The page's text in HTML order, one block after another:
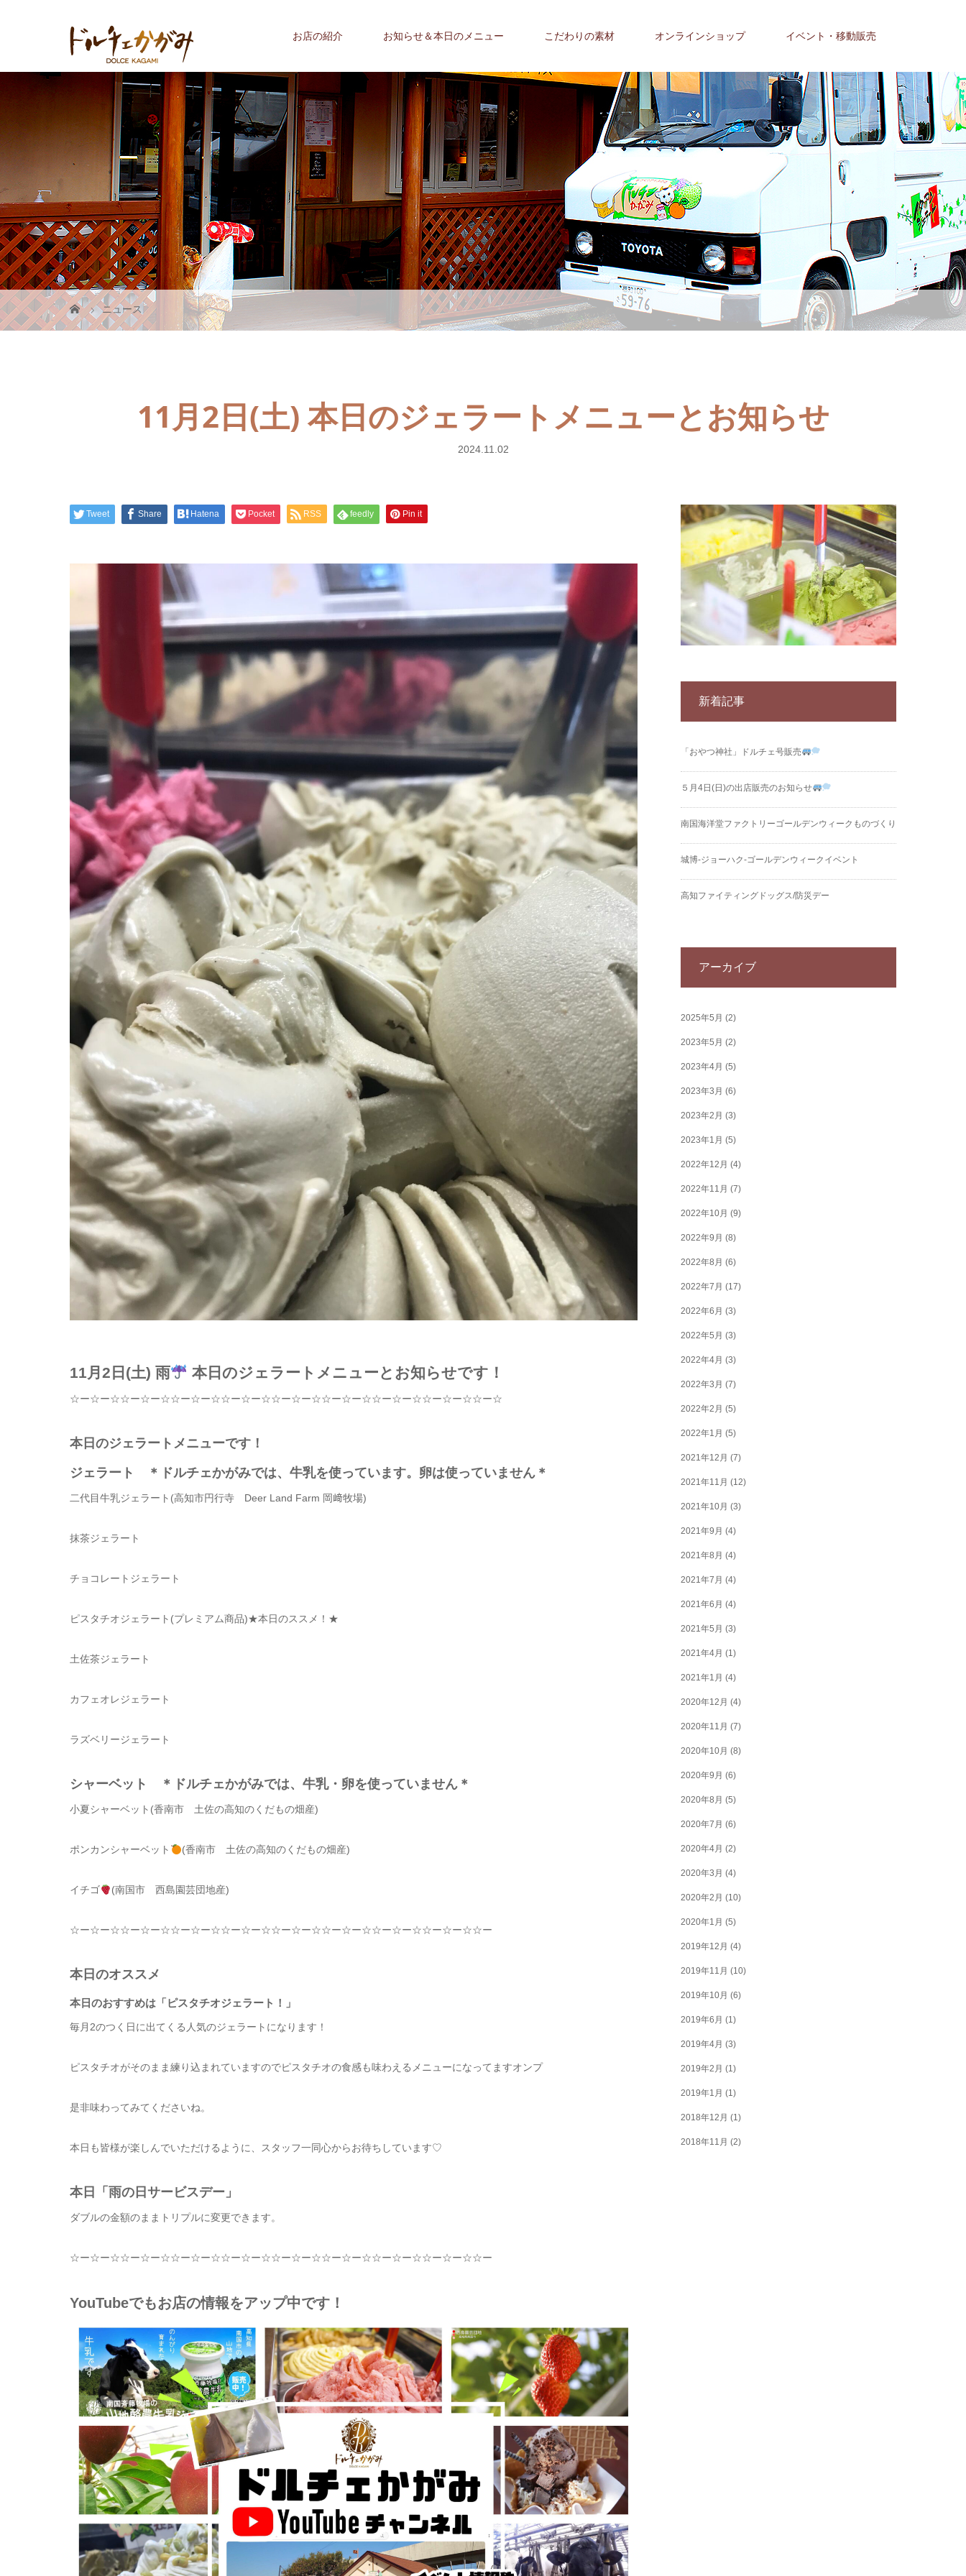
お店の紹介 お知らせ＆本日のメニュー こだわりの素材 オンラインショップ イベント・移動販売
ニュース
11月2日(土) 本日のジェラートメニューとお知らせ
2024.11.02
Tweet Share Hatena Pocket RSS feedly Pin it
11月2日(土) 雨 本日のジェラートメニューとお知らせです！
☆ー☆ー☆☆ー☆ー☆☆ー☆ー☆☆ー☆ー☆☆ー☆ー☆☆ー☆ー☆☆ー☆ー☆☆ー☆ー☆☆ー☆
本日のジェラートメニューです！
ジェラート ＊ドルチェかがみでは、牛乳を使っています。卵は使っていません＊
二代目牛乳ジェラート (高知市円行寺 Deer Land Farm 岡﨑牧場)
抹茶ジェラート
チョコレートジェラート
ピスタチオジェラート(プレミアム商品)★本日のススメ！★
土佐茶ジェラート
カフェオレジェラート
ラズベリージェラート
シャーベット ＊ドルチェかがみでは、牛乳・卵を使っていません＊
小夏シャーベット(香南市 土佐の高知のくだもの畑産)
ポンカンシャーベット (香南市 土佐の高知のくだもの畑産)
イチゴ (南国市 西島園芸団地産)
☆ー☆ー☆☆ー☆ー☆☆ー☆ー☆☆ー☆ー☆☆ー☆ー☆☆ー☆ー☆☆ー☆ー☆☆ー☆ー☆☆ー
本日のオススメ
本日のおすすめは「ピスタチオジェラート！」
毎月2のつく日に出てくる人気のジェラートになります！
ピスタチオがそのまま練り込まれていますのでピスタチオの食感も味わえるメニューになってますオンプ
是非味わってみてくださいね。
本日も皆様が楽しんでいただけるように、スタッフ一同心からお待ちしています♡
本日「雨の日サービスデー」
ダブルの金額のままトリプルに変更できます。
☆ー☆ー☆☆ー☆ー☆☆ー☆ー☆☆ー☆ー☆☆ー☆ー☆☆ー☆ー☆☆ー☆ー☆☆ー☆ー☆☆ー
YouTubeでもお店の情報をアップ中です！
新着記事
「おやつ神社」ドルチェ号販売
５月4日(日)の出店販売のお知らせ
南国海洋堂ファクトリーゴールデンウィークものづくり
城博‐ジョーハク‐ゴールデンウィークイベント
高知ファイティングドッグス/防災デー
アーカイブ
2025年5月 (2)
2023年5月 (2)
2023年4月 (5)
2023年3月 (6)
2023年2月 (3)
2023年1月 (5)
2022年12月 (4)
2022年11月 (7)
2022年10月 (9)
2022年9月 (8)
2022年8月 (6)
2022年7月 (17)
2022年6月 (3)
2022年5月 (3)
2022年4月 (3)
2022年3月 (7)
2022年2月 (5)
2022年1月 (5)
2021年12月 (7)
2021年11月 (12)
2021年10月 (3)
2021年9月 (4)
2021年8月 (4)
2021年7月 (4)
2021年6月 (4)
2021年5月 (3)
2021年4月 (1)
2021年1月 (4)
2020年12月 (4)
2020年11月 (7)
2020年10月 (8)
2020年9月 (6)
2020年8月 (5)
2020年7月 (6)
2020年4月 (2)
2020年3月 (4)
2020年2月 (10)
2020年1月 (5)
2019年12月 (4)
2019年11月 (10)
2019年10月 (6)
2019年6月 (1)
2019年4月 (3)
2019年2月 (1)
2019年1月 (1)
2018年12月 (1)
2018年11月 (2)